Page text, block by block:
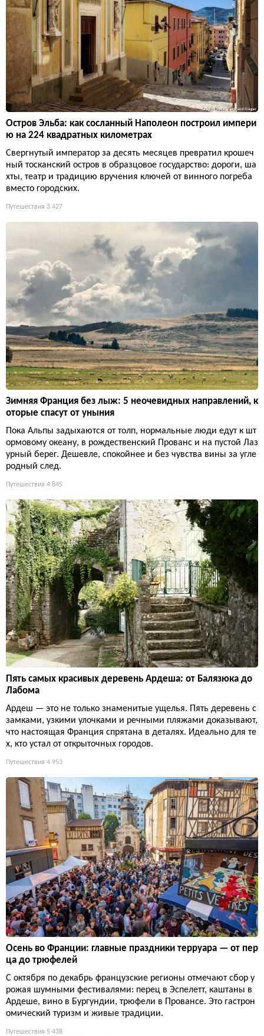
Остров Эльба: как сосланный Наполеон построил импери
ю на 224 квадратных километрах
Свергнутый император за десять месяцев превратил крошеч
ный тосканский остров в образцовое государство: дороги, ша
хты, театр и традицию вручения ключей от винного погреба
вместо городских.
Путешествия 3 427
Зимняя Франция без лыж: 5 неочевидных направлений, к
оторые спасут от уныния
Пока Альпы задыхаются от толп, нормальные люди едут к шт
ормовому океану, в рождественский Прованс и на пустой Лаз
урный берег. Дешевле, спокойнее и без чувства вины за угле
родный след.
Путешествия 4 845
Пять самых красивых деревень Ардеша: от Балязюка до
Лабома
Ардеш — это не только знаменитые ущелья. Пять деревень с
замками, узкими улочками и речными пляжами доказывают,
что настоящая Франция спрятана в деталях. Идеально для те
х, кто устал от открыточных городов.
Путешествия 4 953
Осень во Франции: главные праздники терруара — от пер
ца до трюфелей
С октября по декабрь французские регионы отмечают сбор у
рожая шумными фестивалями: перец в Эспелетт, каштаны в
Ардеше, вино в Бургундии, трюфели в Провансе. Это гастрон
омический туризм и живые традиции.
Путешествия 5 438